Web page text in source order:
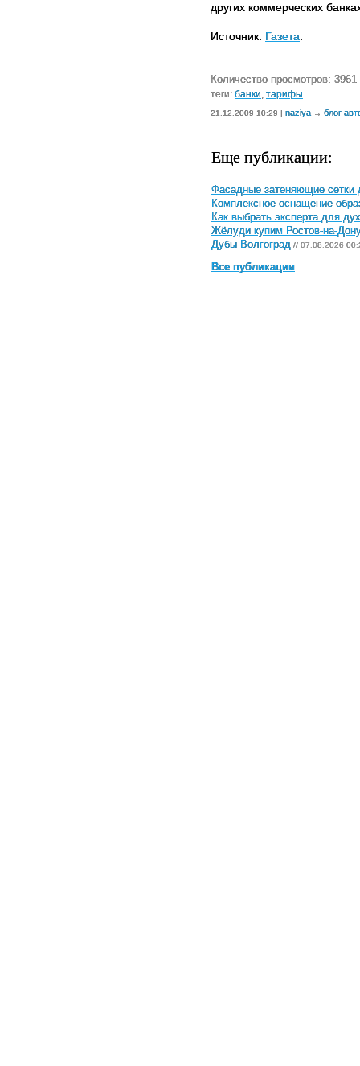
других коммерческих
Источник: Газета
Количество просмотров: 3961
теги: банки тарифы
21.12.2009 10:29 | naziya → блог
Еще публикации:
Фасадные затеняющие сетки
Комплексное оснащение
Как выбрать эксперта для
Жёлуди купим Ростов-на-
Дубы Волгоград // 07.08.2026
Все публикации